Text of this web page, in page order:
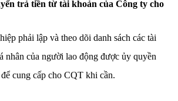
trả tiền từ tài khoản của Công ty cho
phải lập và theo dõi danh sách các tài
nhân của người lao động được ủy quyền
cung cấp cho CQT khi cần.